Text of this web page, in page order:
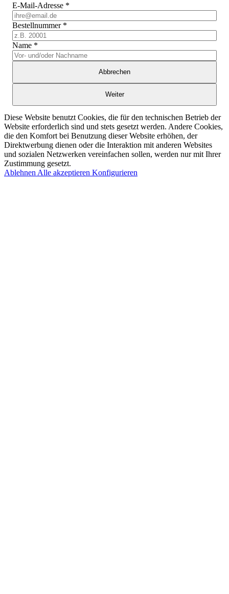
E-Mail-Adresse *
Bestellnummer *
Name *
Abbrechen
Weiter
Diese Website benutzt Cookies, die für den technischen Betrieb der
Website erforderlich sind und stets gesetzt werden. Andere Cookies,
die den Komfort bei Benutzung dieser Website erhöhen, der
Direktwerbung dienen oder die Interaktion mit anderen Websites
und sozialen Netzwerken vereinfachen sollen, werden nur mit Ihrer
Zustimmung gesetzt.
Ablehnen Alle akzeptieren Konfigurieren